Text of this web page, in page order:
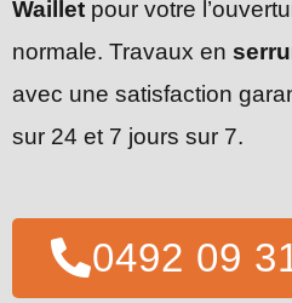
Waillet pour votre
normale. Travaux en
avec une satisfaction
sur 24 et 7 jours sur 7.
0492 09